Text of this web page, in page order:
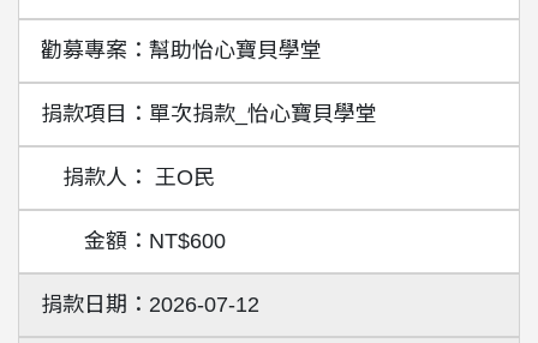
幫助怡心寶貝學堂
單次捐款_怡心寶貝學堂
王O民
NT$600
2026-07-12